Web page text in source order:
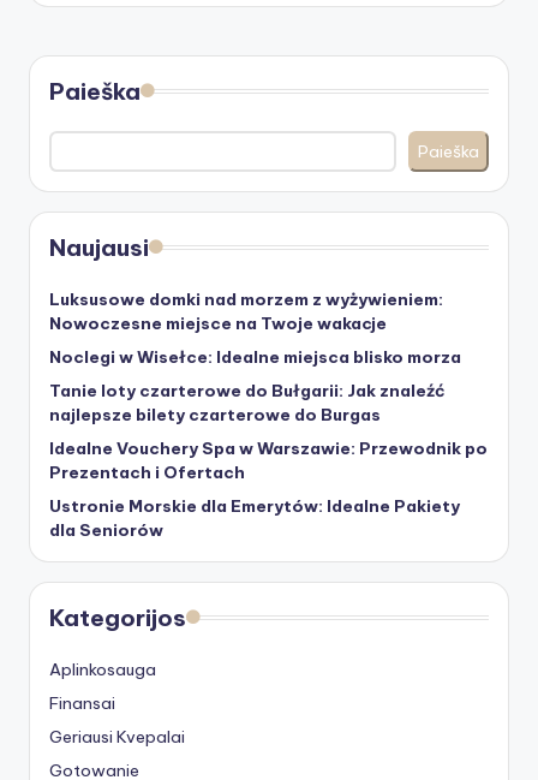
Paieška
Paieška
Naujausi
Luksusowe domki nad morzem z wyżywieniem:
Nowoczesne miejsce na Twoje wakacje
Noclegi w Wisełce: Idealne miejsca blisko morza
Tanie loty czarterowe do Bułgarii: Jak znaleźć
najlepsze bilety czarterowe do Burgas
Idealne Vouchery Spa w Warszawie: Przewodnik po
Prezentach i Ofertach
Ustronie Morskie dla Emerytów: Idealne Pakiety
dla Seniorów
Kategorijos
Aplinkosauga
Finansai
Geriausi Kvepalai
Gotowanie